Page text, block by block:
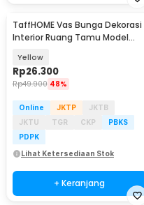
TaffHOME Vas Bunga Dekorasi
Interior Ruang Tamu Model
Yellow
Rp26.300
Rp49.900 48%
Online JKTP
JKTB
JKTU
TGR CKP
PBKS
PDPK
Lihat Ketersediaan Stok
+ Keranjang